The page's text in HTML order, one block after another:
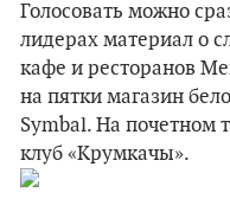
Голосовать можно
лидерах материал о
кафе и ресторанов
на пятки магазин
Symbal. На почетном
клуб «Крумкачы».